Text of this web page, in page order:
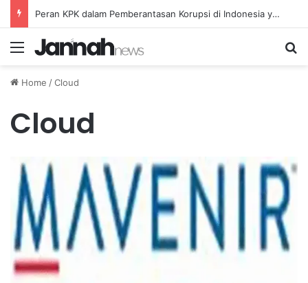
Peran KPK dalam Pemberantasan Korupsi di Indonesia yang Efektif dan Terukur
Menu
Home /Cloud
Cloud